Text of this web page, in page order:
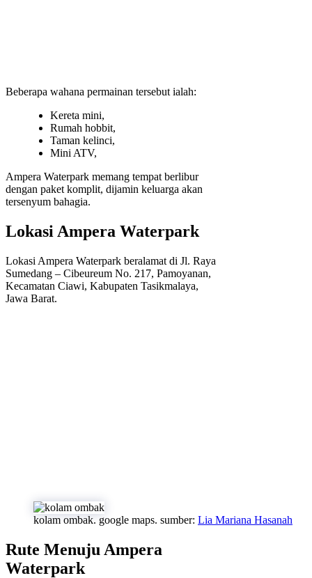
Beberapa wahana permainan tersebut ialah:
Kereta mini,
Rumah hobbit,
Taman kelinci,
Mini ATV,
Ampera Waterpark memang tempat berlibur
dengan paket komplit, dijamin keluarga akan
tersenyum bahagia.
Lokasi Ampera Waterpark
Lokasi Ampera Waterpark beralamat di Jl. Raya
Sumedang – Cibeureum No. 217, Pamoyanan,
Kecamatan Ciawi, Kabupaten Tasikmalaya,
Jawa Barat.
kolam ombak. google maps. sumber: Lia Mariana Hasanah
Rute Menuju Ampera
Waterpark